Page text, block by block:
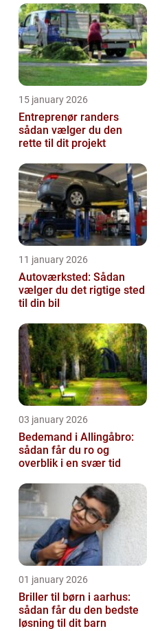
15 january 2026
Entreprenør randers
sådan vælger du den
rette til dit projekt
11 january 2026
Autoværksted: Sådan
vælger du det rigtige sted
til din bil
03 january 2026
Bedemand i Allingåbro:
sådan får du ro og
overblik i en svær tid
01 january 2026
Briller til børn i aarhus:
sådan får du den bedste
løsning til dit barn